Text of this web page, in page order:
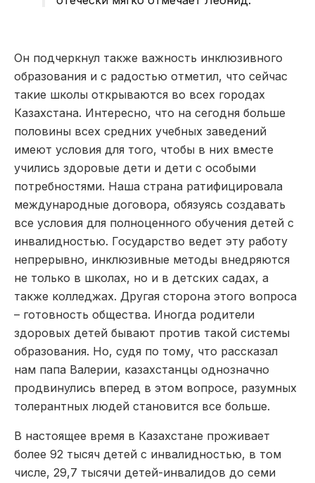
Он подчеркнул также важность инклюзивного
образования и с радостью отметил, что сейчас
такие школы открываются во всех городах
Казахстана. Интересно, что на сегодня больше
половины всех средних учебных заведений
имеют условия для того, чтобы в них вместе
учились здоровые дети и дети с особыми
потребностями. Наша страна ратифицировала
международные договора, обязуясь создавать
все условия для полноценного обучения детей с
инвалидностью. Государство ведет эту работу
непрерывно, инклюзивные методы внедряются
не только в школах, но и в детских садах, а
также колледжах. Другая сторона этого вопроса
– готовность общества. Иногда родители
здоровых детей бывают против такой системы
образования. Но, судя по тому, что рассказал
нам папа Валерии, казахстанцы однозначно
продвинулись вперед в этом вопросе, разумных
толерантных людей становится все больше.
В настоящее время в Казахстане проживает
более 92 тысяч детей с инвалидностью, в том
числе, 29,7 тысячи детей-инвалидов до семи